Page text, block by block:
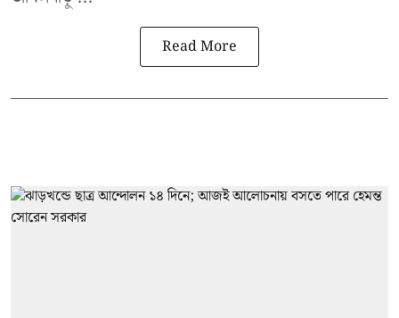
Read More